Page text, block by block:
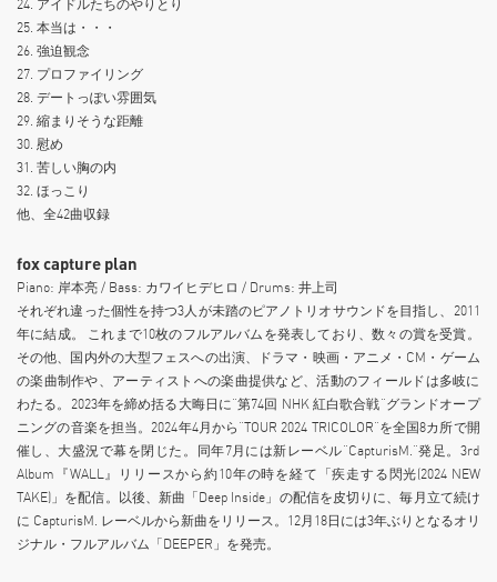
24. アイドルたちのやりとり
25. 本当は・・・
26. 強迫観念
27. プロファイリング
28. デートっぽい雰囲気
29. 縮まりそうな距離
30. 慰め
31. 苦しい胸の内
32. ほっこり
他、全42曲収録
fox capture plan
Piano: 岸本亮 / Bass: カワイヒデヒロ / Drums: 井上司
それぞれ違った個性を持つ3人が未踏のピアノトリオサウンドを目指し、2011
年に結成。 これまで10枚のフルアルバムを発表しており、数々の賞を受賞。
その他、国内外の大型フェスへの出演、ドラマ・映画・アニメ・CM・ゲーム
の楽曲制作や、アーティストへの楽曲提供など、活動のフィールドは多岐に
わたる。2023年を締め括る大晦日に“第74回 NHK 紅白歌合戦”グランドオープ
ニングの音楽を担当。2024年4月から“TOUR 2024 TRICOLOR”を全国8カ所で開
催し、大盛況で幕を閉じた。 同年7月には新レーベル“CapturisM.”発足。3rd
Album『WALL』リリースから約10年の時を経て「疾走する閃光(2024 NEW
TAKE)」を配信。以後、新曲「Deep Inside」の配信を皮切りに、毎月立て続け
に CapturisM. レーベルから新曲をリリース。 12月18日には3年ぶりとなるオリ
ジナル・フルアルバム「DEEPER」を発売。